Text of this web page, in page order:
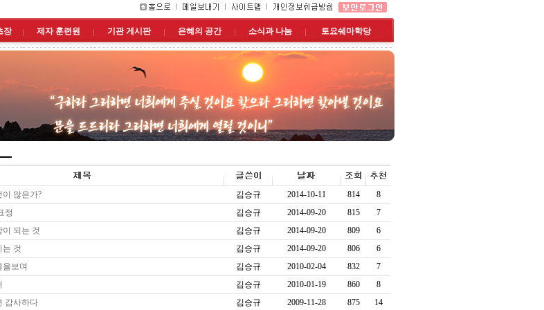
장 제자 훈련원 기관 게시판 은혜의 공간 소식과 나눔 토요쉐마학당
이 많은가? 김승규 2014-10-11 814
8
정 김승규 2014-09-20 815
7
이 되는 것 김승규 2014-09-20 809
6
는 것 김승규 2014-09-20 806
6
을보며 김승규 2010-02-04 832
7
김승규 2010-01-19 860
8
감사하다 김승규 2009-11-28 875 14